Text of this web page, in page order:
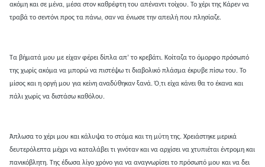
ακόμη και σε μένα, μέσα στον καθρέφτη του απέναντι τοίχου. Το χέρι της Κάρεν να
τραβά το σεντόνι προς τα πάνω, σαν να ένιωσε την απειλή που πλησίαζε.
Τα βήματά μου με είχαν φέρει δίπλα απ’ το κρεβάτι. Κοίταζα το όμορφο πρόσωπό
της χωρίς ακόμα να μπορώ να πιστέψω τι διαβολικό πλάσμα έκρυβε πίσω του. Το
μίσος και η οργή μου για κείνη αναδύθηκαν ξανά. Ό,τι είχα κάνει θα το έκανα και
πάλι χωρίς να διστάσω καθόλου.
Άπλωσα το χέρι μου και κάλυψα το στόμα και τη μύτη της. Χρειάστηκε μερικά
δευτερόλεπτα μέχρι να καταλάβει τι γινόταν και να αρχίσει να χτυπιέται έντρομη και
πανικόβλητη. Της έδωσα λίγο χρόνο για να αναγνωρίσει το πρόσωπό μου και να δει